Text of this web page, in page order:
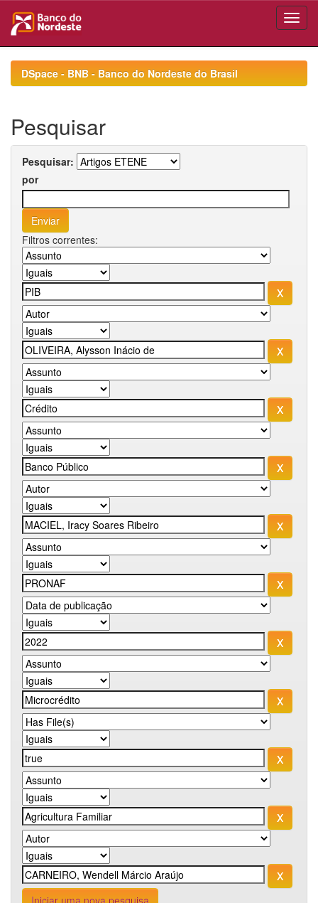
navigationDSpace - BNB - Banco do Nordeste do Brasil
Pesquisar
Pesquisar:
por
Filtros correntes:
Iniciar uma nova pesquisa